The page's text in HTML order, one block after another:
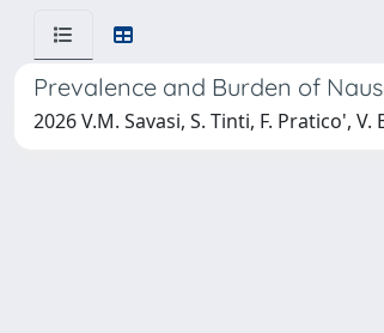
Prevalence and Burden of
2026 V.M. Savasi, S. Tinti, F. Pratico',